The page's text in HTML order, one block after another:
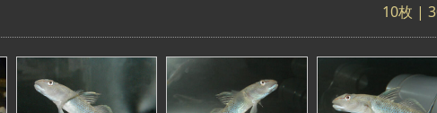
10枚 |